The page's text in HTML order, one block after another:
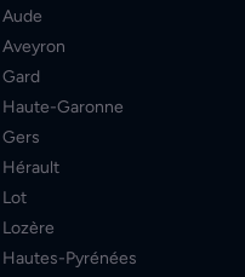
Aude
Aveyron
Gard
Haute-Garonne
Gers
Hérault
Lot
Lozère
Hautes-Pyrénées